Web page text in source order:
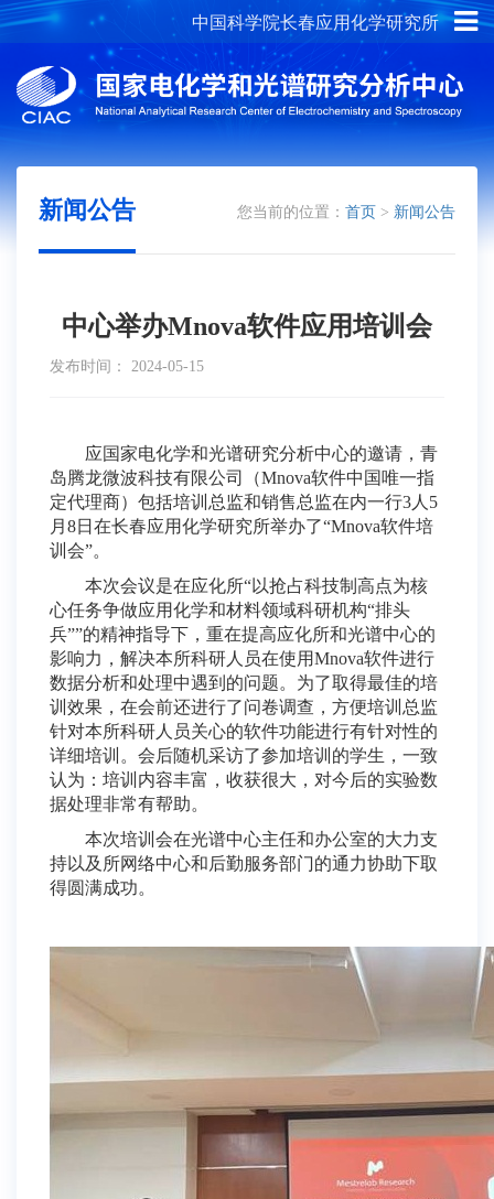
中国科学院长春应用化学研究所
概况介绍
新闻公告 您当前的位置： 首页 > 新闻公告
中心举办Mnova软件应用培训会
发布时间： 2024-05-15
应国家电化学和光谱研究分析中心的邀请，青
岛腾龙微波科技有限公司（Mnova软件中国唯一指
定代理商）包括培训总监和销售总监在内一行3人5
月8日在长春应用化学研究所举办了“Mnova软件培
训会”。
本次会议是在应化所“以抢占科技制高点为核
心任务争做应用化学和材料领域科研机构“排头
兵””的精神指导下，重在提高应化所和光谱中心的
影响力，解决本所科研人员在使用Mnova软件进行
数据分析和处理中遇到的问题。为了取得最佳的培
训效果，在会前还进行了问卷调查，方便培训总监
针对本所科研人员关心的软件功能进行有针对性的
详细培训。会后随机采访了参加培训的学生，一致
认为：培训内容丰富，收获很大，对今后的实验数
据处理非常有帮助。
本次培训会在光谱中心主任和办公室的大力支
持以及所网络中心和后勤服务部门的通力协助下取
得圆满成功。